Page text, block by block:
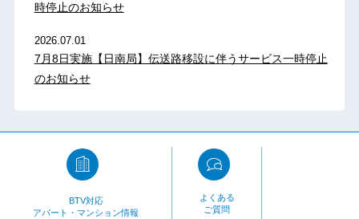
時停止のお知らせ
2026.07.01
7月8日実施【日南局】伝送路移設に伴うサービス一時停止
のお知らせ
BTV対応
アパート・マンション情報
よくある
ご質問